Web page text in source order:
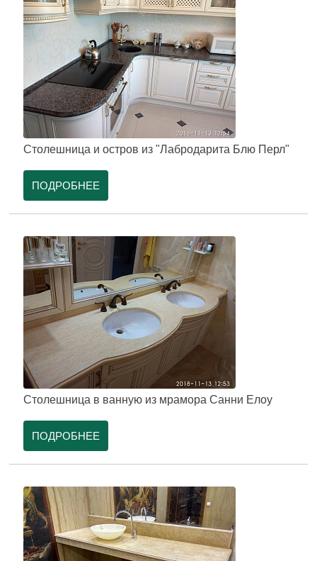
Столешница и остров из "Лабродарита Блю Перл"
ПОДРОБНЕЕ
Столешница в ванную из мрамора Санни Елоу
ПОДРОБНЕЕ